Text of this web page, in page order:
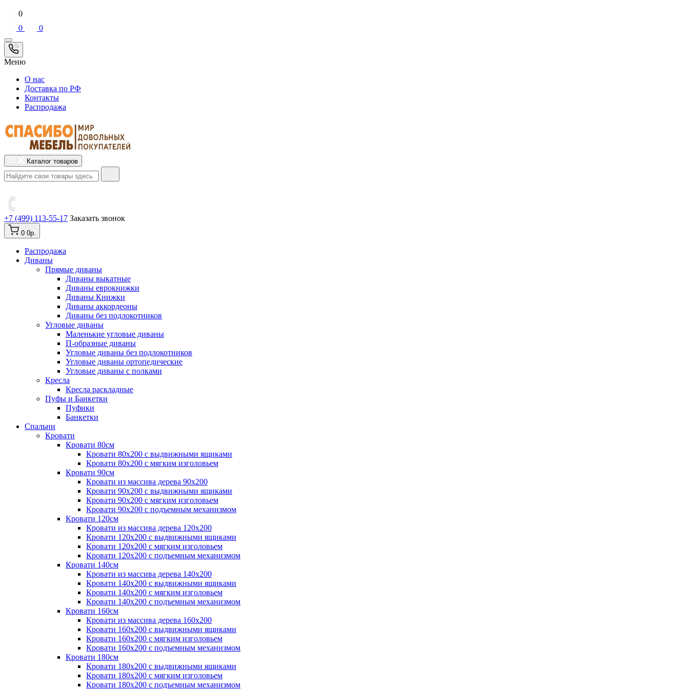
0
0
0
Меню
О нас
Доставка по РФ
Контакты
Распродажа
Каталог товаров
+7 (499) 113-55-17 Заказать звонок
0 0р.
Распродажа
Диваны
Прямые диваны
Диваны выкатные
Диваны еврокнижки
Диваны Книжки
Диваны аккордеоны
Диваны без подлокотников
Угловые диваны
Маленькие угловые диваны
П-образные диваны
Угловые диваны без подлокотников
Угловые диваны ортопедические
Угловые диваны с полками
Кресла
Кресла раскладные
Пуфы и Банкетки
Пуфики
Банкетки
Спальни
Кровати
Кровати 80см
Кровати 80х200 с выдвижными ящиками
Кровати 80х200 с мягким изголовьем
Кровати 90см
Кровати из массива дерева 90х200
Кровати 90х200 с выдвижными ящиками
Кровати 90х200 с мягким изголовьем
Кровати 90х200 с подъемным механизмом
Кровати 120см
Кровати из массива дерева 120х200
Кровати 120х200 с выдвижными ящиками
Кровати 120х200 с мягким изголовьем
Кровати 120х200 с подъемным механизмом
Кровати 140см
Кровати из массива дерева 140х200
Кровати 140х200 с выдвижными ящиками
Кровати 140х200 с мягким изголовьем
Кровати 140х200 с подъемным механизмом
Кровати 160см
Кровати из массива дерева 160х200
Кровати 160х200 с выдвижными ящиками
Кровати 160х200 с мягким изголовьем
Кровати 160х200 с подъемным механизмом
Кровати 180см
Кровати 180х200 с выдвижными ящиками
Кровати 180х200 с мягким изголовьем
Кровати 180х200 с подъемным механизмом